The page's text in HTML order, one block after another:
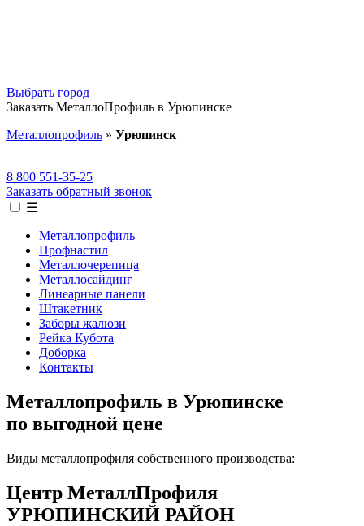
Выбрать город
Заказать МеталлоПрофиль в Урюпинске
Металлопрофиль » Урюпинск
8 800 551-35-25
Заказать обратный звонок
☰
Металлопрофиль
Профнастил
Металлочерепица
Металлосайдинг
Линеарные панели
Штакетник
Заборы жалюзи
Рейка Кубота
Доборка
Контакты
Металлопрофиль в Урюпинске
по выгодной цене
Виды металлопрофиля собственного производства:
Центр МеталлПрофиля
УРЮПИНСКИЙ РАЙОН